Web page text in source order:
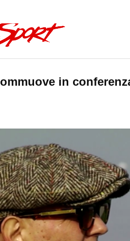
in